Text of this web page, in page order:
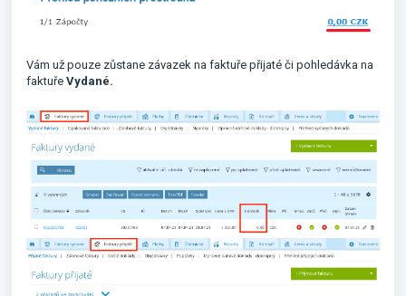
Vám už pouze zůstane závazek na faktuře přijaté či pohledávka na
faktuře Vydané.